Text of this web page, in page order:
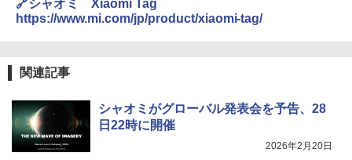
🔗シャオミ Xiaomi Tag
https://www.mi.com/jp/product/xiaomi-tag/
関連記事
シャオミがグローバル発表会を予告、28
日22時に開催
2026年2月20日